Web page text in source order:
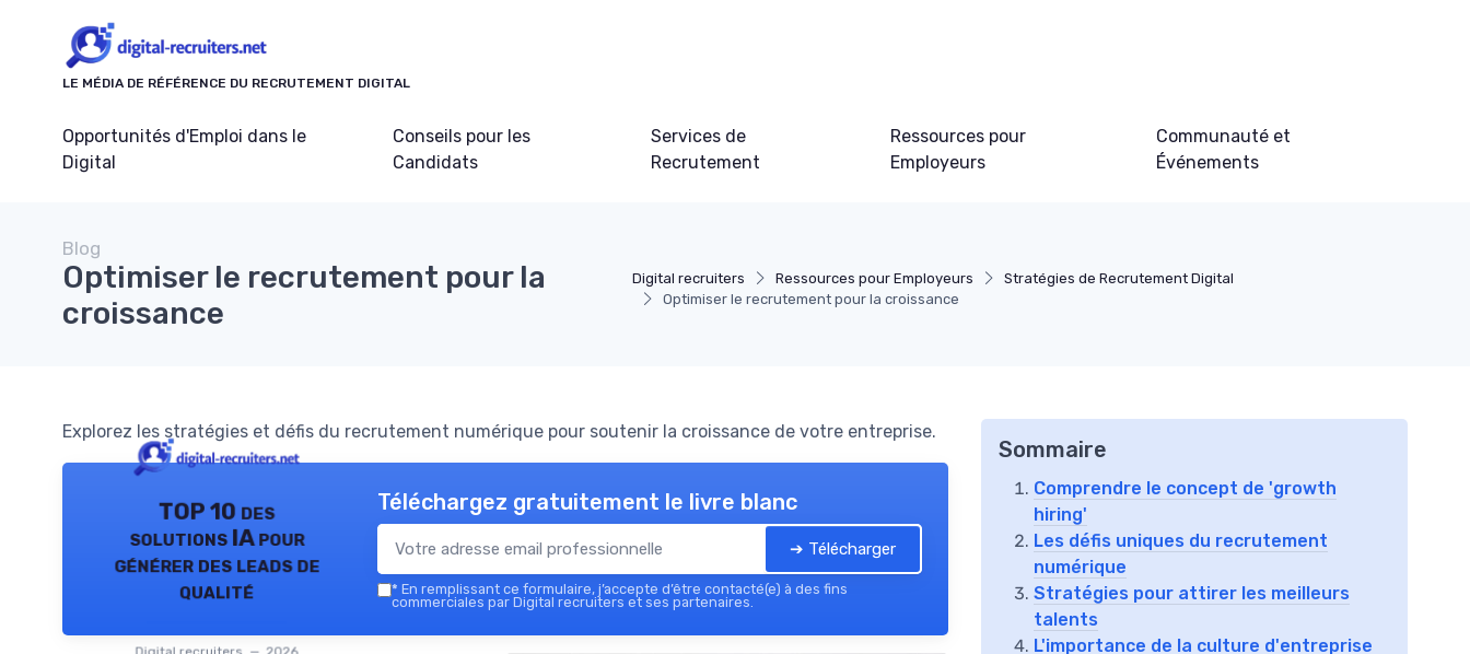
LE MÉDIA DE RÉFÉRENCE DU RECRUTEMENT DIGITAL
Opportunités d'Emploi dans le
Digital
Conseils pour les
Candidats
Services de
Recrutement
Ressources pour
Employeurs
Communauté et
Événements
Digital recruiters Ressources pour Employeurs
Stratégies de Recrutement Digital
Optimiser le recrutement pour la croissance
Blog
Optimiser le recrutement pour la
croissance
Explorez les stratégies et défis du recrutement numérique pour soutenir la croissance de votre entreprise.
TOP 10 des
solutions IA pour
générer des leads de
qualité
Téléchargez gratuitement le livre blanc
➔ Télécharger
* En remplissant ce formulaire, j’accepte d’être contacté(e) à des fins
commerciales par Digital recruiters et ses partenaires.
Sommaire
Comprendre le concept de 'growth
hiring'
Les défis uniques du recrutement
numérique
Stratégies pour attirer les meilleurs
talents
L'importance de la culture d'entreprise